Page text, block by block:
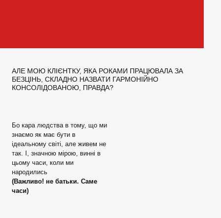
АЛЕ МОЮ КЛІЄНТКУ, ЯКА РОКАМИ ПРАЦЮВАЛА ЗА
БЕЗЦІНЬ, СКЛАДНО НАЗВАТИ ГАРМОНІЙНО
КОНСОЛІДОВАНОЮ, ПРАВДА?
Бо кара людства в тому, що ми
знаємо як має бути в
ідеальному світі, але живем не
так. І, значною мірою, винні в
цьому часи, коли ми
народились
(Важливо! не батьки. Саме
часи)